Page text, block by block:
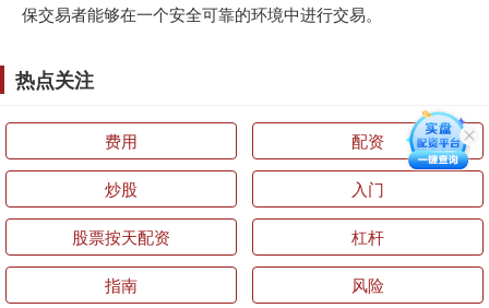
保交易者能够在一个安全可靠的环境中进行交易。
热点关注
费用 配资
炒股 入门
股票按天配资 杠杆
指南 风险